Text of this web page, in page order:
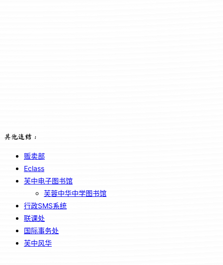
其他连结：
贩卖部
Eclass
芙中电子图书馆
芙蓉中华中学图书馆
行政SMS系统
联课处
国际事务处
芙中风华